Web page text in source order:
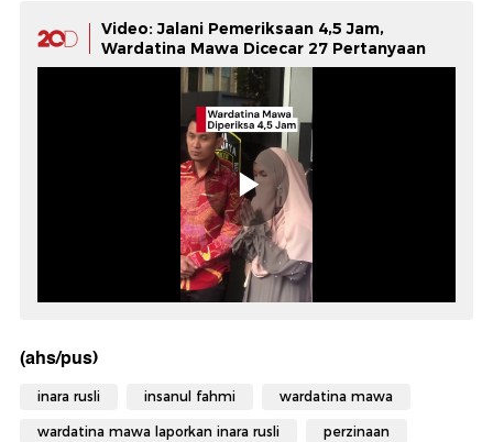
Video: Jalani Pemeriksaan 4,5 Jam,
Wardatina Mawa Dicecar 27 Pertanyaan
(ahs/pus)
inara rusli insanul fahmi wardatina mawa
wardatina mawa laporkan inara rusli perzinaan